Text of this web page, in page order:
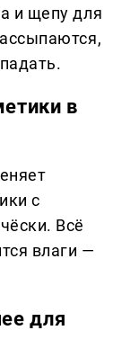
и щепу для
в
с
Всё
влаги —
для